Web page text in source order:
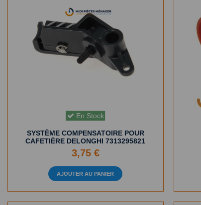
En Stock
SYSTÈME COMPENSATOIRE POUR
CAFETIÈRE DELONGHI 7313295821
3,75 €
AJOUTER AU PANIER